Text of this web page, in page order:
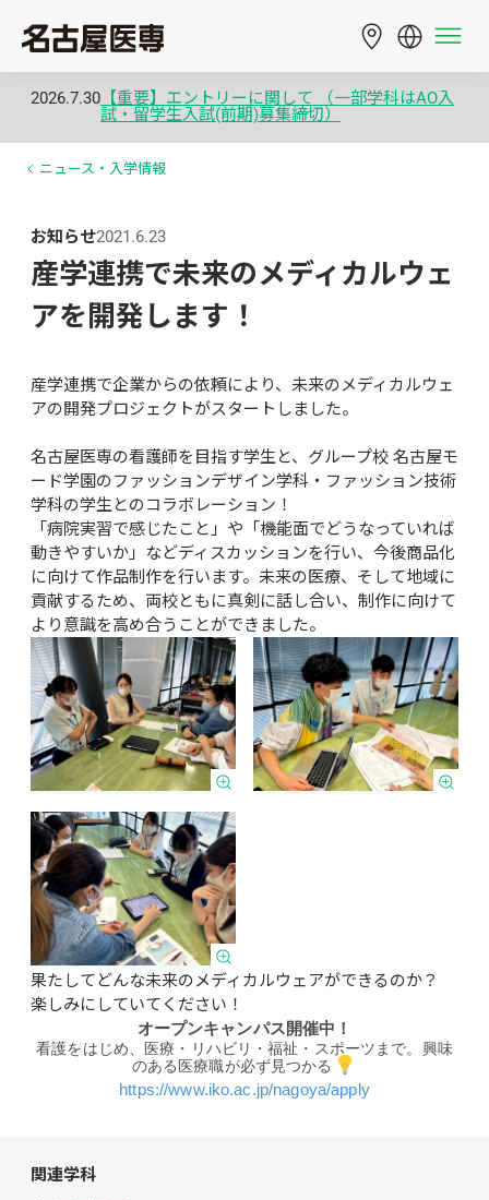
2026.7.30 【重要】エントリーに関して （一部学科はAO入
試・留学生入試(前期)募集締切）
ニュース・入学情報
お知らせ2021.6.23
産学連携で未来のメディカルウェ
アを開発します！
産学連携で企業からの依頼により、未来のメディカルウェ
アの開発プロジェクトがスタートしました。
名古屋医専の看護師を目指す学生と、グループ校 名古屋モ
ード学園のファッションデザイン学科・ファッション技術
学科の学生とのコラボレーション！
「病院実習で感じたこと」や「機能面でどうなっていれば
動きやすいか」などディスカッションを行い、今後商品化
に向けて作品制作を行います。未来の医療、そして地域に
貢献するため、両校ともに真剣に話し合い、制作に向けて
より意識を高め合うことができました。
果たしてどんな未来のメディカルウェアができるのか？
楽しみにしていてください！
オープンキャンパス開催中！
看護をはじめ、医療・リハビリ・福祉・スポーツまで。興味
のある医療職が必ず見つかる
https://www.iko.ac.jp/nagoya/apply
関連学科